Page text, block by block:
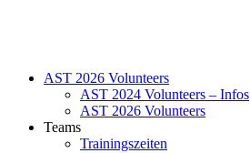
AST 2026 Volunteers
AST 2024 Volunteers – Infos
AST 2026 Volunteers
Teams
Trainingszeiten